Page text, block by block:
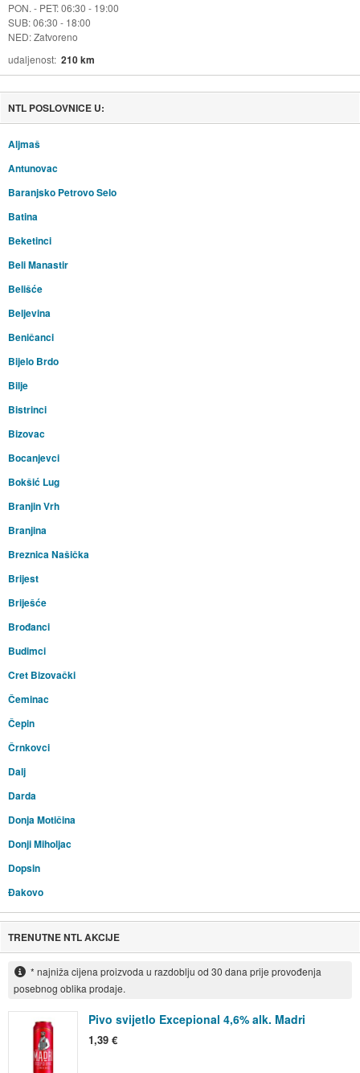
PON. - PET: 06:30 - 19:00
SUB: 06:30 - 18:00
NED: Zatvoreno
udaljenost 210 km
NTL POSLOVNICE U:
Aljmaš
Antunovac
Baranjsko Petrovo Selo
Batina
Beketinci
Beli Manastir
Belišće
Beljevina
Beničanci
Bijelo Brdo
Bilje
Bistrinci
Bizovac
Bocanjevci
Bokšić Lug
Branjin Vrh
Branjina
Breznica Našička
Brijest
Briješće
Brođanci
Budimci
Cret Bizovački
Čeminac
Čepin
Črnkovci
Dalj
Darda
Donja Motičina
Donji Miholjac
Dopsin
Đakovo
TRENUTNE NTL AKCIJE
* najniža cijena proizvoda u razdoblju od 30 dana prije provođenja
posebnog oblika prodaje.
Pivo svijetlo Excepional 4,6% alk. Madri
1,39 €